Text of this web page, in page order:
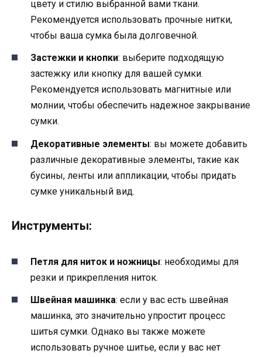
цвету и стилю выбранной вами ткани.
Рекомендуется использовать прочные нитки,
чтобы ваша сумка была долговечной.
Застежки и кнопки: выберите подходящую
застежку или кнопку для вашей сумки.
Рекомендуется использовать магнитные или
молнии, чтобы обеспечить надежное закрывание
сумки.
Декоративные элементы: вы можете добавить
различные декоративные элементы, такие как
бусины, ленты или аппликации, чтобы придать
сумке уникальный вид.
Инструменты:
Петля для ниток и ножницы: необходимы для
резки и прикрепления ниток.
Швейная машинка: если у вас есть швейная
машинка, это значительно упростит процесс
шитья сумки. Однако вы также можете
использовать ручное шитье, если у вас нет